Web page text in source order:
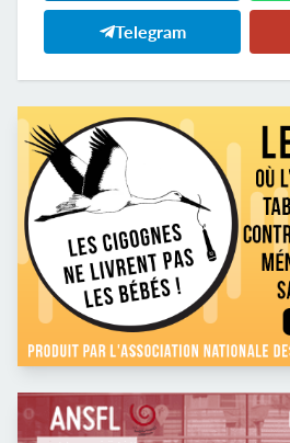
Telegram